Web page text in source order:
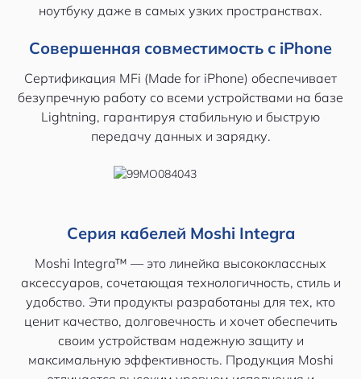
ноутбуку даже в самых узких пространствах.
Совершенная совместимость с iPhone
Сертификация MFi (Made for iPhone) обеспечивает
безупречную работу со всеми устройствами на базе
Lightning, гарантируя стабильную и быструю
передачу данных и зарядку.
Серия кабелей Moshi Integra
Moshi Integra™ — это линейка высококлассных
аксессуаров, сочетающая технологичность, стиль и
удобство. Эти продукты разработаны для тех, кто
ценит качество, долговечность и хочет обеспечить
своим устройствам надежную защиту и
максимальную эффективность. Продукция Moshi